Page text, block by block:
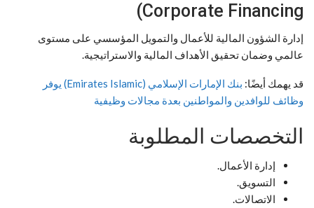
Corporate Financing)
إدارة الشؤون المالية للأعمال والتمويل المؤسسي على مستوى
عالمي وضمان تحقيق الأهداف المالية والاستراتيجية.
قد يهمك أيضًا:
بنك الإمارات الإسلامي (Emirates Islamic) يوفر
وظائف للوافدين والمواطنين بعدة مجالات وظيفية
التخصصات المطلوبة
إدارة الأعمال.
التسويق.
الاتصالات.